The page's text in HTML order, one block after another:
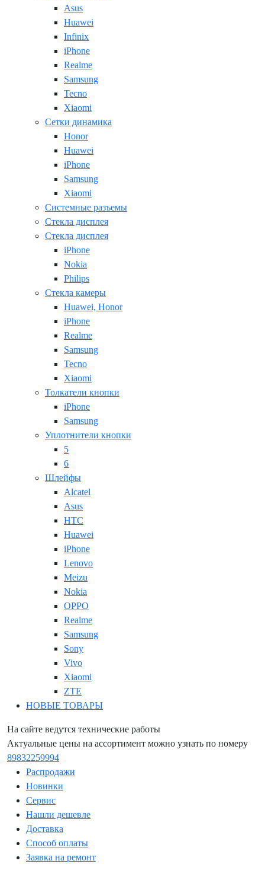
Asus
Huawei
Infinix
iPhone
Realme
Samsung
Tecno
Xiaomi
Сетки динамика
Honor
Huawei
iPhone
Samsung
Xiaomi
Системные разъемы
Стекла дисплея
Стекла дисплея
iPhone
Nokia
Philips
Стекла камеры
Huawei, Honor
iPhone
Realme
Samsung
Tecno
Xiaomi
Толкатели кнопки
iPhone
Samsung
Уплотнители кнопки
5
6
Шлейфы
Alcatel
Asus
HTC
Huawei
iPhone
Lenovo
Meizu
Nokia
OPPO
Realme
Samsung
Sony
Vivo
Xiaomi
ZTE
НОВЫЕ ТОВАРЫ
На сайте ведутся технические работы
Актуальные цены на ассортимент можно узнать по номеру
89832259994
Распродажи
Новинки
Сервис
Нашли дешевле
Доставка
Способ оплаты
Заявка на ремонт